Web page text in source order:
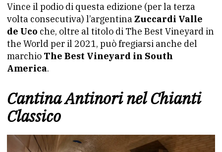
Vince il podio di questa edizione (per la terza
volta consecutiva) l’argentina Zuccardi Valle
de Uco che, oltre al titolo di The Best Vineyard in
the World per il 2021, può fregiarsi anche del
marchio The Best Vineyard in South
America.
Cantina Antinori nel Chianti
Classico